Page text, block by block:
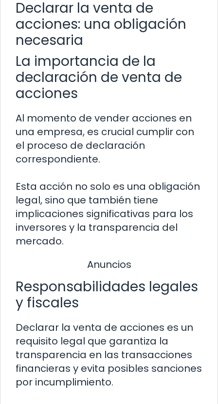
Declarar la venta de
acciones: una obligación
necesaria
La importancia de la
declaración de venta de
acciones
Al momento de vender acciones en
una empresa, es crucial cumplir con
el proceso de declaración
correspondiente.
Esta acción no solo es una obligación
legal, sino que también tiene
implicaciones significativas para los
inversores y la transparencia del
mercado.
Anuncios
Responsabilidades legales
y fiscales
Declarar la venta de acciones es un
requisito legal que garantiza la
transparencia en las transacciones
financieras y evita posibles sanciones
por incumplimiento.